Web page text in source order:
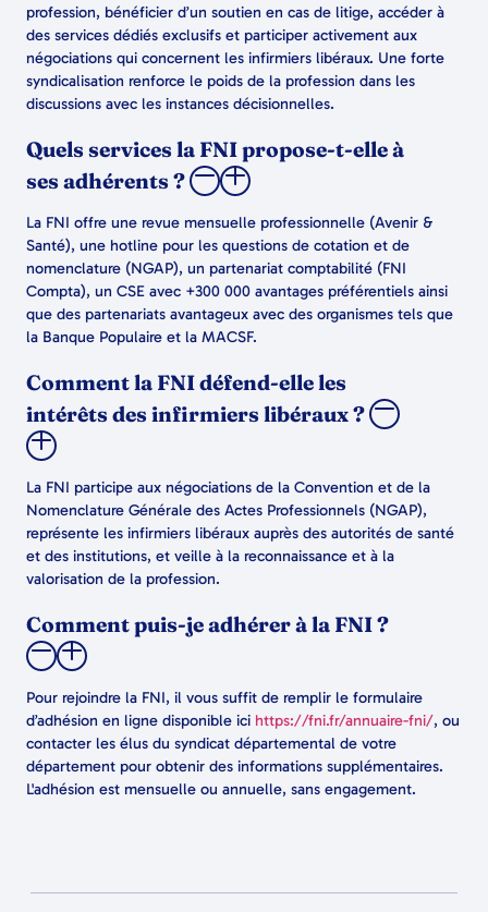
profession, bénéficier d’un soutien en cas de litige, accéder à
des services dédiés exclusifs et participer activement aux
négociations qui concernent les infirmiers libéraux. Une forte
syndicalisation renforce le poids de la profession dans les
discussions avec les instances décisionnelles.
Quels services la FNI propose-t-elle à
ses adhérents ?
La FNI offre une revue mensuelle professionnelle (Avenir &
Santé), une hotline pour les questions de cotation et de
nomenclature (NGAP), un partenariat comptabilité (FNI
Compta), un CSE avec +300 000 avantages préférentiels ainsi
que des partenariats avantageux avec des organismes tels que
la Banque Populaire et la MACSF.
Comment la FNI défend-elle les
intérêts des infirmiers libéraux ?
La FNI participe aux négociations de la Convention et de la
Nomenclature Générale des Actes Professionnels (NGAP),
représente les infirmiers libéraux auprès des autorités de santé
et des institutions, et veille à la reconnaissance et à la
valorisation de la profession.
Comment puis-je adhérer à la FNI ?
Pour rejoindre la FNI, il vous suffit de remplir le formulaire
d’adhésion en ligne disponible ici https://fni.fr/annuaire-fni/, ou
contacter les élus du syndicat départemental de votre
département pour obtenir des informations supplémentaires.
L'adhésion est mensuelle ou annuelle, sans engagement.